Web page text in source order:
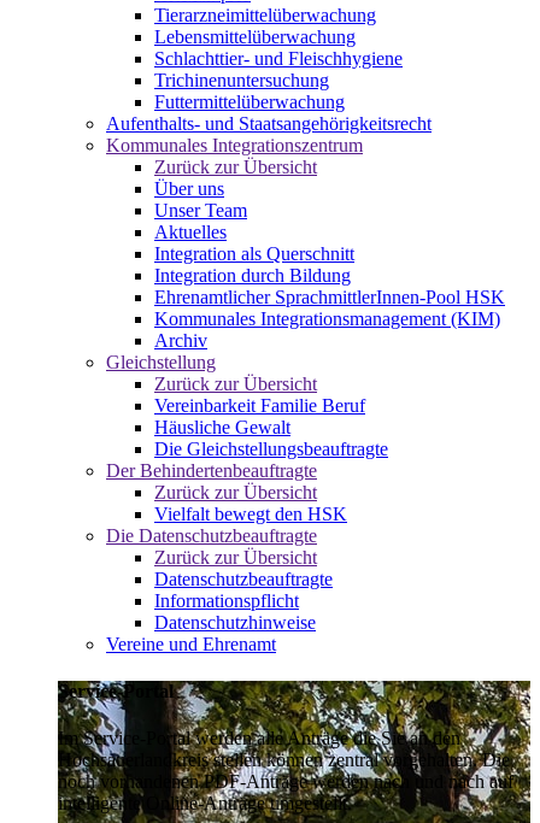
Tierarzneimittelüberwachung
Lebensmittelüberwachung
Schlachttier- und Fleischhygiene
Trichinenuntersuchung
Futtermittelüberwachung
Aufenthalts- und Staatsangehörigkeitsrecht
Kommunales Integrationszentrum
Zurück zur Übersicht
Über uns
Unser Team
Aktuelles
Integration als Querschnitt
Integration durch Bildung
Ehrenamtlicher SprachmittlerInnen-Pool HSK
Kommunales Integrationsmanagement (KIM)
Archiv
Gleichstellung
Zurück zur Übersicht
Vereinbarkeit Familie Beruf
Häusliche Gewalt
Die Gleichstellungsbeauftragte
Der Behindertenbeauftragte
Zurück zur Übersicht
Vielfalt bewegt den HSK
Die Datenschutzbeauftragte
Zurück zur Übersicht
Datenschutzbeauftragte
Informationspflicht
Datenschutzhinweise
Vereine und Ehrenamt
Service-Portal
Im Service-Portal werden alle Anträge die Sie an den
Hochsauerlandkreis stellen können zentral vorgehalten. Die
noch vorhandenen PDF-Anträge werden nach und nach auf
intelligente Online-Anträge umgestellt.